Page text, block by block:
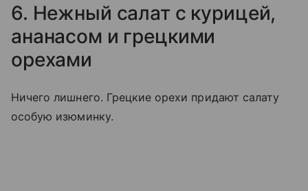
6. Нежный салат с курицей,
ананасом и грецкими
орехами
Ничего лишнего. Грецкие орехи придают салату
особую изюминку.